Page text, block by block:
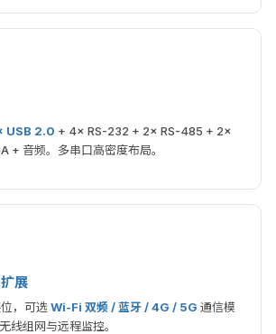
USB 2.0 + 4× RS-232 + 2× RS-485 + 2×
+ 音频。多串口高密度布局。
展
，可选Wi-Fi 双频 / 蓝牙 / 4G / 5G 通信模
线组网与远程监控。